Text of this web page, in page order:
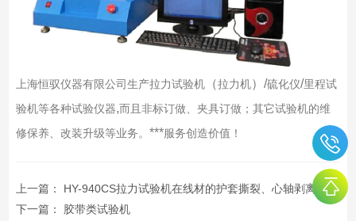
上海恒驭仪器有限公司生产拉力试验机（拉力机）/硫化仪/里程试
验机等各种试验仪器,而且 非标订做、夹具订做；其它试验机的维
修保养、改装升级等业务。 ***服务创造价值！
上一篇： HY-940CS拉力试验机在线材的护套撕裂、心轴剥离和扯断试验的应用
下一篇：
胶带类试验机